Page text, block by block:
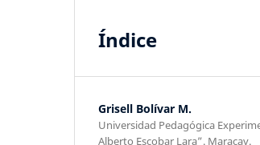
Índice
Grisell Bolívar M.
Universidad Pedagógica
Alberto Escobar Lara”. Maracay.